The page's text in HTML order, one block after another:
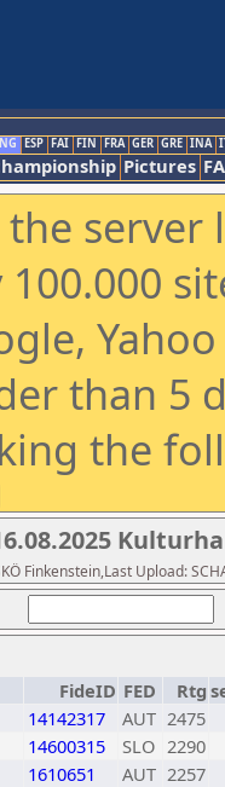
ESP FAI FIN FRA GER GRE INA
Pictures
than 5
the
16.08.2025
Finkenstein,Last Upload:
FideID FED Rtg
14142317 AUT 2475
14600315 SLO 2290
1610651 AUT 2257